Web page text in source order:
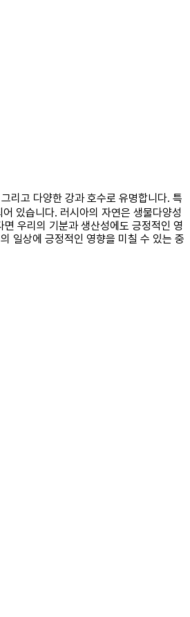
리고 다양한 강과 호수로 유명합니다. 특
있습니다. 러시아의 자연은 생물다양성
우리의 기분과 생산성에도 긍정적인 영
일상에 긍정적인 영향을 미칠 수 있는 중